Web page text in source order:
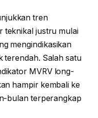
tren
teknikal justru mulai
mengindikasikan
terendah. Salah satu
MVRV long-
hampir kembali ke
bulan terperangkap